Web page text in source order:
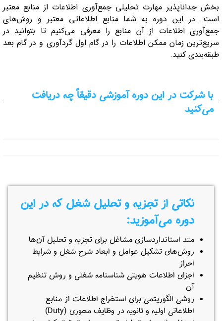
بخش جداناپذیر مهارت تحلیلی جمع‌آوری اطلاعات از منابع معتبر
است. در این دوره به شما منابع اطلاعاتی معتبر و روش‌های
جمع‌آوری اطلاعات از آن منابع را معرفی می‌کنیم تا بتوانید در
سریع‌ترین زمان ممکن اطلاعات را در گام اول گردآوری و در گام بعد
طبقه‌بندی کنید.
با شرکت در این دوره آموزشی دقیقاً چه دریافت
می‌کنید
نکاتی از تجزیه و تحلیل شغل که در این
دوره می‌آموزید:
متد استانداردسازی مشاغل برای تجزیه و تحلیل آن‌ها
روش‌های تشکیل عوامل و ابعاد شرح شغل و شرایط
احراز
اجزای اطلاعات هویتی شناسنامه شغلی و روش تنظیم
آن
روشی الگوریتمی برای استخراج اطلاعات از منابع
اطلاعاتی اولیه و ثانویه در وظایف محوری (Duty)